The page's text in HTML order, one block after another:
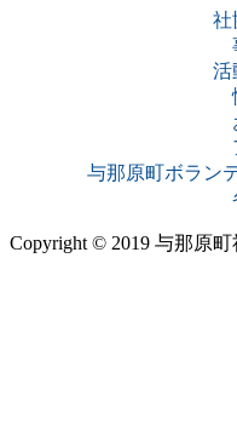
社
活
与那原町ボラン
Copyright © 2019 与那原